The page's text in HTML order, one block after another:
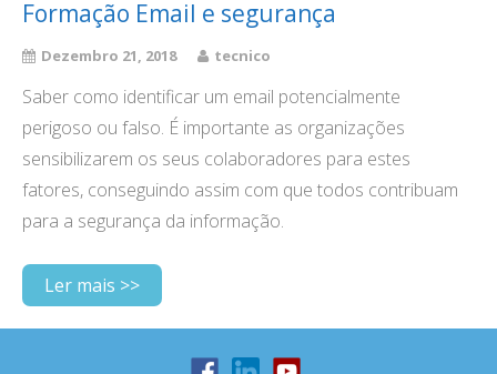
Formação Email e segurança
Dezembro 21, 2018 tecnico
Saber como identificar um email potencialmente
perigoso ou falso. É importante as organizações
sensibilizarem os seus colaboradores para estes
fatores, conseguindo assim com que todos contribuam
para a segurança da informação.
Ler mais >>